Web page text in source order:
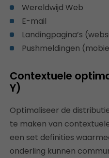
Wereldwijd Web
E-mail
Landingpagina’s
Pushmeldingen
Contextuele
Y)
Optimaliseer de
te maken van
een set definities
onderling kunnen